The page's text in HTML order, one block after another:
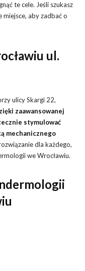
te cele. Jeśli szukasz
miejsce, aby zadbać o
ul.
ulicy Skargi 22,
zaawansowanej
stymulować
mechanicznego
dla każdego,
we Wrocławiu.